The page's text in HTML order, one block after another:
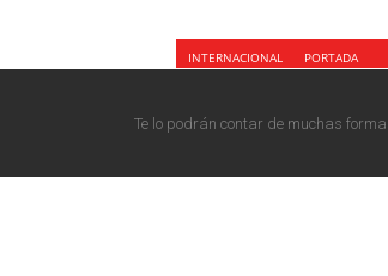
INTERNACIONAL PORTADA
Te lo podrán contar de muchas